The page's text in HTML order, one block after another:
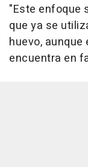
"Este enfoque
que ya se
huevo,
encuentra en